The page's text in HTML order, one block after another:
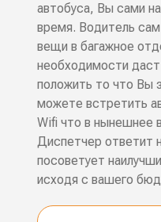
автобуса, Вы сами
время. Водитель
вещи в багажное
необходимости
положить то что Вы
можете встретить
Wifi что в нынешнее
Диспетчер ответит
посоветует
исходя с вашего